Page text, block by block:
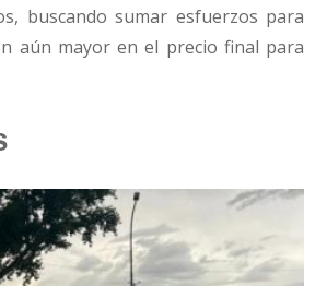
buscando sumar esfuerzos para
aún mayor en el precio final para